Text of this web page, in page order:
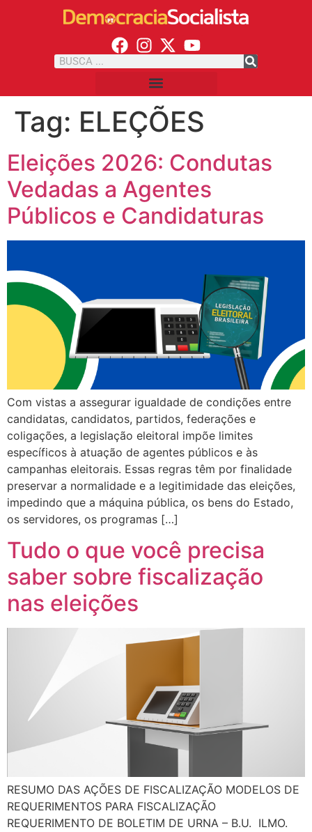
Tag: ELEÇÕES
Eleições 2026: Condutas
Vedadas a Agentes
Públicos e Candidaturas
Com vistas a assegurar igualdade de condições entre
candidatas, candidatos, partidos, federações e
coligações, a legislação eleitoral impõe limites
específicos à atuação de agentes públicos e às
campanhas eleitorais. Essas regras têm por finalidade
preservar a normalidade e a legitimidade das eleições,
impedindo que a máquina pública, os bens do Estado,
os servidores, os programas […]
Tudo o que você precisa
saber sobre fiscalização
nas eleições
RESUMO DAS AÇÕES DE FISCALIZAÇÃO MODELOS DE
REQUERIMENTOS PARA FISCALIZAÇÃO
REQUERIMENTO DE BOLETIM DE URNA – B.U. ILMO.